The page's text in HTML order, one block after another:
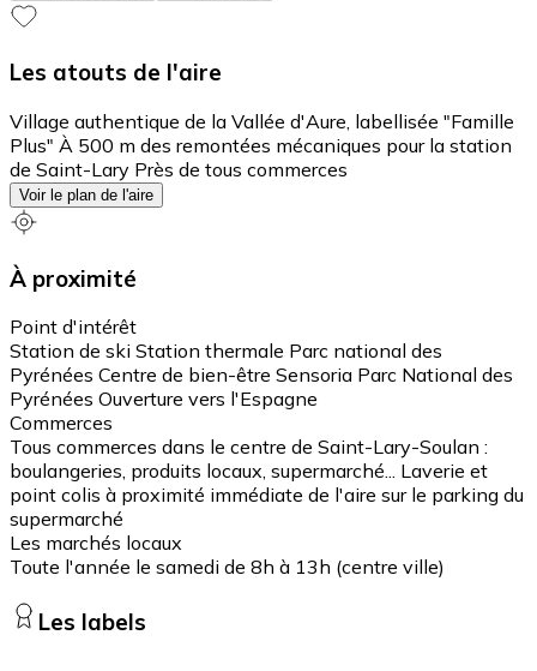
Les atouts de l'aire
Village authentique de la Vallée d'Aure, labellisée "Famille
Plus" À 500 m des remontées mécaniques pour la station
de Saint-Lary Près de tous commerces
Voir le plan de l'aire
À proximité
Point d'intérêt
Station de ski Station thermale Parc national des
Pyrénées Centre de bien-être Sensoria Parc National des
Pyrénées Ouverture vers l'Espagne
Commerces
Tous commerces dans le centre de Saint-Lary-Soulan :
boulangeries, produits locaux, supermarché... Laverie et
point colis à proximité immédiate de l'aire sur le parking du
supermarché
Les marchés locaux
Toute l'année le samedi de 8h à 13h (centre ville)
Les labels